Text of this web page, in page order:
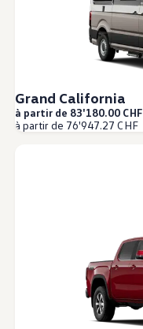
Grand California
à partir de 83'180.00 CHF
à partir de 76'947.27 CHF